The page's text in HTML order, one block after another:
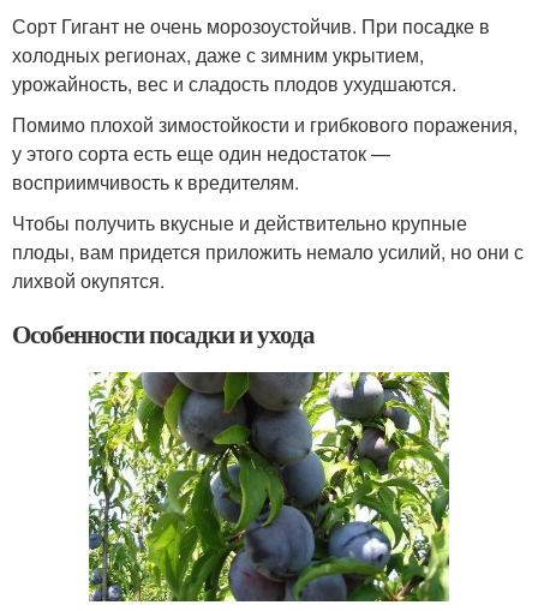
Сорт Гигант не очень морозоустойчив. При посадке в
холодных регионах, даже с зимним укрытием,
урожайность, вес и сладость плодов ухудшаются.
Помимо плохой зимостойкости и грибкового поражения,
у этого сорта есть еще один недостаток —
восприимчивость к вредителям.
Чтобы получить вкусные и действительно крупные
плоды, вам придется приложить немало усилий, но они с
лихвой окупятся.
Особенности посадки и ухода